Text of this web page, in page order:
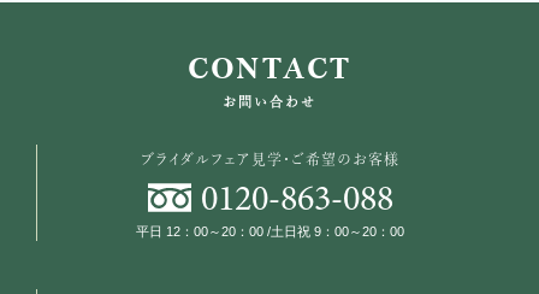
CONTACT
お問い合わせ
ブライダルフェア見学・ご希望のお客様
0120-863-088
平日 12：00～20：00 /土日祝 9：00～20：00